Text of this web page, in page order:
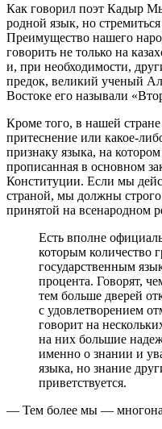
Как говорил поэт Кадыр
родной язык, но
Преимущество нашего
говорить не только на
и, при необходимости,
предок, великий ученый
Востоке его называли
Кроме того, в нашей
притеснение или какое-
признаку языка, на
прописанная в основном
Конституции. Если мы
страной, мы должны
принятой на всенародном
Есть вполне
которым количество
государственным
процента. Говорят,
тем больше дверей
с удовлетворением
говорит на
на них большие
именно о знании и
языка, но знание
приветствуется.
— Тем более мы —